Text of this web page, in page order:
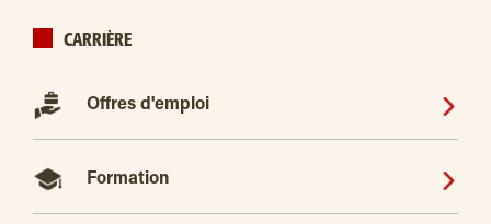
CARRIÈRE
Offres d'emploi
Formation